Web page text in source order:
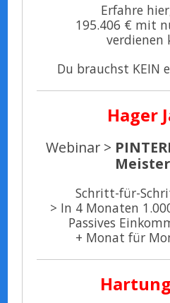
Erfahre
195.406 € mit
verdienen
Du brauchst KEIN
Hager
Webinar >
Schritt-für-
> In 4 Monaten
Passives
+ Monat für
Hartung